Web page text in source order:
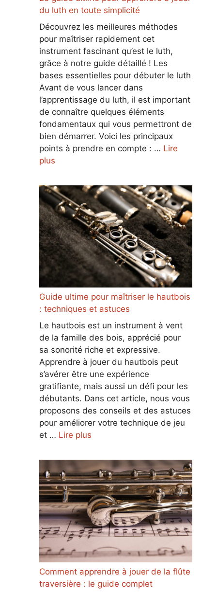
du luth en toute simplicité
Découvrez les meilleures méthodes
pour maîtriser rapidement cet
instrument fascinant qu’est le luth,
grâce à notre guide détaillé ! Les
bases essentielles pour débuter le luth
Avant de vous lancer dans
l’apprentissage du luth, il est important
de connaître quelques éléments
fondamentaux qui vous permettront de
bien démarrer. Voici les principaux
points à prendre en compte : … Lire
plus
Guide ultime pour maîtriser le hautbois
: techniques et astuces
Le hautbois est un instrument à vent
de la famille des bois, apprécié pour
sa sonorité riche et expressive.
Apprendre à jouer du hautbois peut
s’avérer être une expérience
gratifiante, mais aussi un défi pour les
débutants. Dans cet article, nous vous
proposons des conseils et des astuces
pour améliorer votre technique de jeu
et … Lire plus
Comment apprendre à jouer de la flûte
traversière : le guide complet